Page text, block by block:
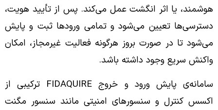
هوشمند، یا اثر انگشت عمل می‌کند. پس از تأیید هویت،
دسترسی‌ها تعیین می‌شود و تمامی ورودها ثبت و پایش
می‌شود تا در صورت بروز هرگونه فعالیت غیرمجاز، امکان
واکنش سریع وجود داشته باشد.
سامانه‌ی پایش ورود و خروج FIDAQUIRE ترکیبی از
اکسس کنترل و سنسورهای امنیتی مانند سنسور مگنت